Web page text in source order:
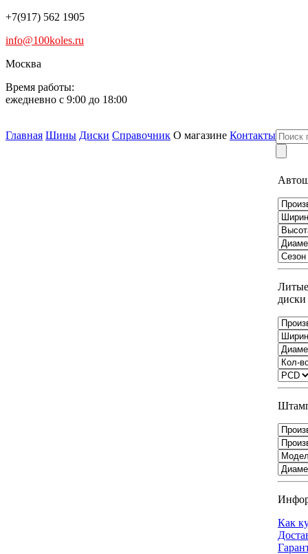
+7(917) 562 1905
info@100koles.ru
Москва
Время работы:
ежедневно с 9:00 до 18:00
Главная Шины Диски Справочник О магазине Контакты
Литые
диски
Как